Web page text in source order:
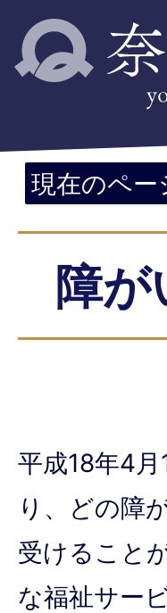
現在のペー
障
平成18年4
り、どの障
受けること
な福祉サー